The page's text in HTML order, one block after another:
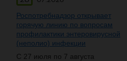
Роспотребнадзор открывает
горячую линию по вопросам
профилактики энтеровирусной
(неполио) инфекции
С 27 июля по 7 августа